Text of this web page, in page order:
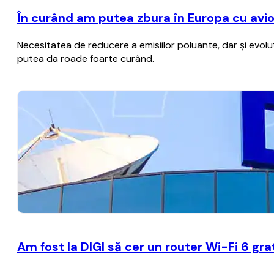
În curând am putea zbura în Europa cu
Necesitatea de reducere a emisiilor poluante, dar şi
putea da roade foarte curând.
Am fost la DIGI să cer un router Wi-Fi 6